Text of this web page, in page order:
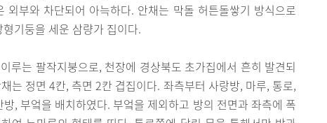
부와 차단되어 아늑하다. 안채는 막돌 허튼돌쌓기 방식으로
기둥을 세운 삼량가 집이다.
루는 팔작지붕으로, 천장에 경상북도 초가집에서 흔히 발견되
는 정면 4칸, 측면 2칸 겹집이다. 좌측부터 사랑방, 마루, 통로,
, 부엌을 배치하였다. 부엌을 제외하고 방의 전면과 좌측에 폭